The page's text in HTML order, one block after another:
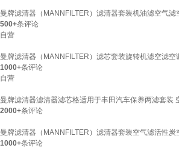
曼牌滤清器（MANNFILTER）滤清器套装机油滤空气
500+条评论
自营
曼牌滤清器（MANNFILTER）滤芯套装旋转机滤空滤
1000+条评论
自营
曼牌滤清器滤清器滤芯格适用于丰田汽车保养两滤套
2000+条评论
曼牌滤清器（MANNFILTER）滤清器套装空气滤活性
1000+条评论